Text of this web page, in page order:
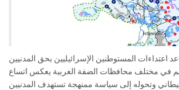
اعتداءات المستوطنين الإسرائيليين بحق المدنيين
في مختلف محافظات الضفة الغربية يعكس اتساع
وتحوله إلى سياسة ممنهجة تستهدف المدنيين